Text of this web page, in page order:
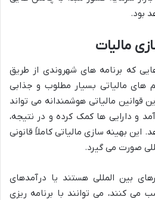
بود.
مالیات
که برنامه های شهروندی از طریق
های مالیاتی بسیار مطلوب و جذابی
قوانین مالیاتی هوشمندانه می تواند
و دارایی ها کمک کرده و در نتیجه،
بهینه سازی مالیاتی کاملاً قانونی
صورت می گیرد.
بین المللی هستند یا درآمدهای
می کنند، می توانند با برنامه ریزی